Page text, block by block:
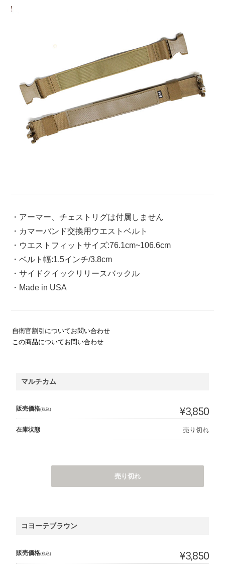
・アーマー、チェストリグは付属しません
・カマーバンド交換用ウエストベルト
・ウエストフィットサイズ:76.1cm~106.6cm
・ベルト幅:1.5インチ/3.8cm
・サイドクイックリリースバックル
・Made in USA
自衛官割引についてお問い合わせ
この商品についてお問い合わせ
マルチカム
販売価格(税込) ¥3,850
在庫状態 売り切れ
売り切れ
コヨーテブラウン
販売価格(税込) ¥3,850